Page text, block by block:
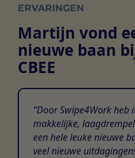
ERVARINGEN
Martijn vond
nieuwe baan
CBEE
Door Swipe4Work heb
makkelijke,
een hele leuke nieuwe
veel nieuwe uitdagingen!